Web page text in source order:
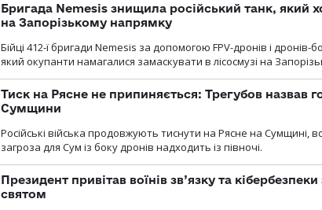
Бригада Nemesis знищила російський танк, який
на Запорізькому напрямку
Бійці 412-ї бригади Nemesis за допомогою FPV-дронів і
який окупанти намагалися замаскувати в лісосмузі на
Тиск на Рясне не припиняється: Трегубов назвав
Сумщини
Російські війська продовжують тиснути на Рясне на Сумщині,
загроза для Сум із боку дронів надходить із півночі.
Президент привітав воїнів зв’язку та
святом